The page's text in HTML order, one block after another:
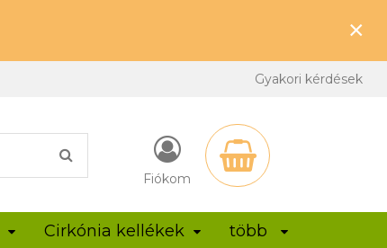
×
Gyakori kérdések
Fiókom
Cirkónia kellékek
több